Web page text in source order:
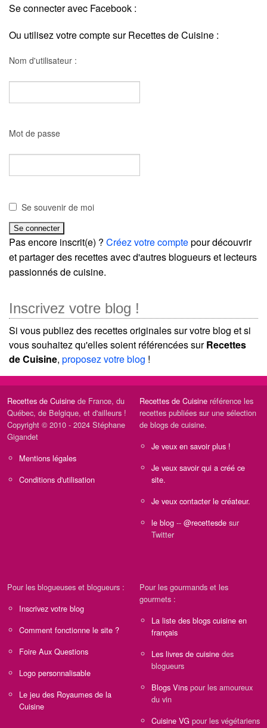
Se connecter avec Facebook :
Ou utilisez votre compte sur Recettes de Cuisine :
Nom d'utilisateur :
Mot de passe
Se souvenir de moi
Pas encore inscrit(e) ? Créez votre comptepour découvrir
et partager des recettes avec d'autres blogueurs et lecteurs
passionnés de cuisine.
Inscrivez votre blog !
Si vous publiez des recettes originales sur votre blog et si
vous souhaitez qu'elles soient référencées surRecettes
de Cuisine, proposez votre blog !
Recettes de Cuisine de France, du
Québec, de Belgique, et d'ailleurs !
Copyright © 2010 - 2024 Stéphane
Gigandet
Mentions légales
Conditions d'utilisation
Recettes de Cuisine référence les
recettes publiées sur une sélection
de blogs de cuisine.
Je veux en savoir plus !
Je veux savoir qui a créé ce
site.
Je veux contacter le créateur.
le blog -- @recettesde sur
Twitter
Pour les blogueuses et blogueurs :
Inscrivez votre blog
Comment fonctionne le site ?
Foire Aux Questions
Logo personnalisable
Le jeu des Royaumes de la
Cuisine
Pour les gourmands et les
gourmets :
La liste des blogs cuisine en
français
Les livres de cuisine des
blogueurs
Blogs Vins pour les amoureux
du vin
Cuisine VG pour les végétariens